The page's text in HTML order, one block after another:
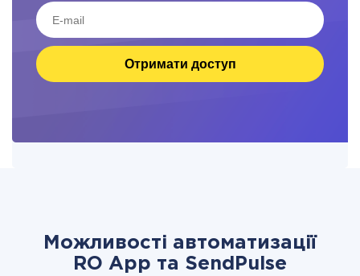
Отримати доступ
Можливості автоматизації
RO App та SendPulse